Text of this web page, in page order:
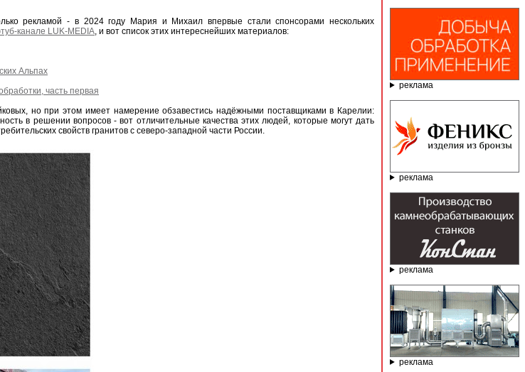
рекламой - в 2024 году Мария и Михаил впервые стали спонсорами нескольких
канале LUK-MEDIA, и вот список этих интереснейших материалов:
Альпах
часть первая
но при этом имеет намерение обзавестись надёжными поставщиками в Карелии:
в решении вопросов - вот отличительные качества этих людей, которые могут дать
свойств гранитов с северо-западной части России.
реклама
реклама
реклама
реклама